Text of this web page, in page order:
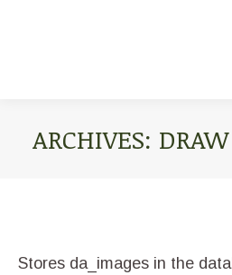
ARCHIVES:
Stores da_images in the